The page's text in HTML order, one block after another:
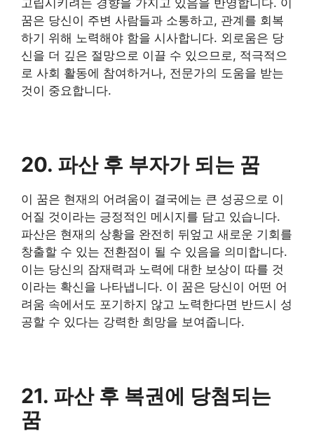
꿈은 당신이 주변 사람들과 소통하고, 관계를 회복
하기 위해 노력해야 함을 시사합니다. 외로움은 당
신을 더 깊은 절망으로 이끌 수 있으므로, 적극적으
로 사회 활동에 참여하거나, 전문가의 도움을 받는
것이 중요합니다.
20. 파산 후 부자가 되는 꿈
이 꿈은 현재의 어려움이 결국에는 큰 성공으로 이
어질 것이라는 긍정적인 메시지를 담고 있습니다.
파산은 현재의 상황을 완전히 뒤엎고 새로운 기회를
창출할 수 있는 전환점이 될 수 있음을 의미합니다.
이는 당신의 잠재력과 노력에 대한 보상이 따를 것
이라는 확신을 나타냅니다. 이 꿈은 당신이 어떤 어
려움 속에서도 포기하지 않고 노력한다면 반드시 성
공할 수 있다는 강력한 희망을 보여줍니다.
21. 파산 후 복권에 당첨되는
꿈